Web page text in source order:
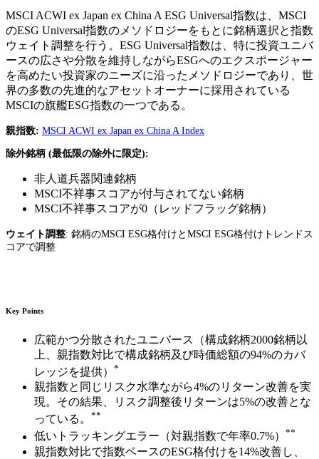
MSCI ACWI ex Japan ex China A ESG Universal指数は、MSCI
のESG Universal指数のメソドロジーをもとに銘柄選択と指数
ウェイト調整を行う。ESG Universal指数は、特に投資ユニバ
ースの広さや分散を維持しながらESGへのエクスポージャー
を高めたい投資家のニーズに沿ったメソドロジーであり、世
界の多数の先進的なアセットオーナーに採用されている
MSCIの旗艦ESG指数の一つである。
親指数: MSCI ACWI ex Japan ex China A Index
除外銘柄 (最低限の除外に限定):
非人道兵器関連銘柄
MSCI不祥事スコアが付与されてない銘柄
MSCI不祥事スコアが0（レッドフラッグ銘柄）
ウェイト調整: 銘柄のMSCI ESG格付けとMSCI ESG格付けトレンドス
コアで調整
Key Points
広範かつ分散されたユニバース（構成銘柄2000銘柄以
上、親指数対比で構成銘柄及び時価総額の94%のカバ
レッジを提供） *
親指数と同じリスク水準ながら4%のリターン改善を実
現。その結果、リスク調整後リターンは5%の改善とな
っている。 **
低いトラッキングエラー（対親指数で年率0.7%） **
親指数対比で指数ベースのESG格付けを14%改善し、